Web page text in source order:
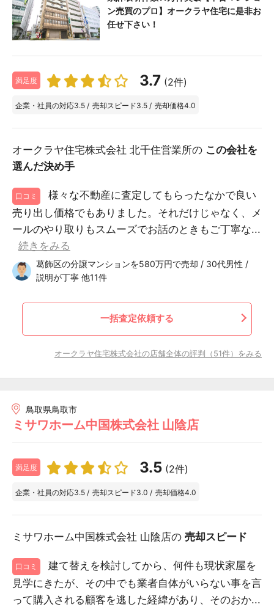
ン売買のプロ】オークラヤ住宅に是非お
任せ下さい！
満足度 3.7 (2件)
企業・社員の対応3.5 / 売却スピード3.5 / 売却価格4.0
オークラヤ住宅株式会社 北千住営業所の この会社を
選んだ決め手
口コミ
様々な不動産に査定してもらったなかで良い
売り出し価格でもありました。それだけじゃなく、メ
ールのやり取りもスムーズでお話のときもご丁寧な...
続きをみる
葛飾区の分譲マンションを580万円で売却 / 30代男性 /
説明が丁寧 他11件
一括査定依頼する
オークラヤ住宅株式会社の店舗全体の評判（51件）をみる
鳥取県鳥取市
ミサワホーム中国株式会社 山陰店
満足度 3.5 (2件)
企業・社員の対応3.5 / 売却スピード3.0 / 売却価格4.0
ミサワホーム中国株式会社 山陰店の 売却スピード
口コミ
建て替えを検討してから、何件も現状家屋を
見学にきたが、その中でも業者自体がいらない事を言
って購入される顧客を逃した経緯があり、そのおか...